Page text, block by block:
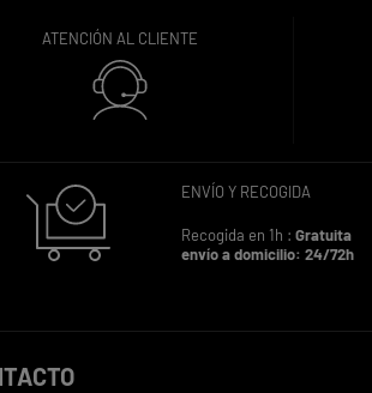
ATENCIÓN AL CLIENTE
ENVÍO Y RECOGIDA
Recogida en 1h : Gratuita
envío a domicilio: 24/72h